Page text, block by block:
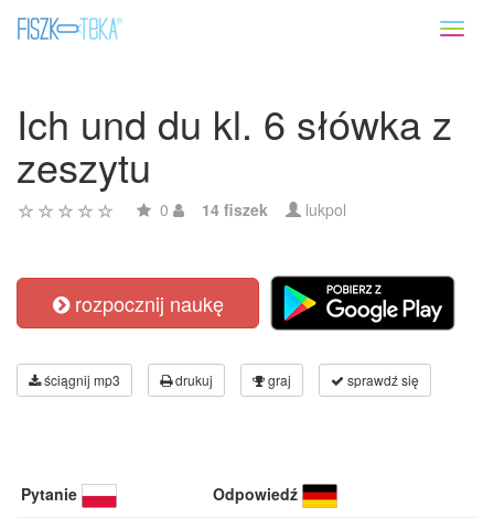
Ich und du kl. 6 słówka z
zeszytu
0 14 fiszek lukpol
rozpocznij naukę
ściągnij mp3 drukuj graj sprawdź się
Pytanie Odpowiedź